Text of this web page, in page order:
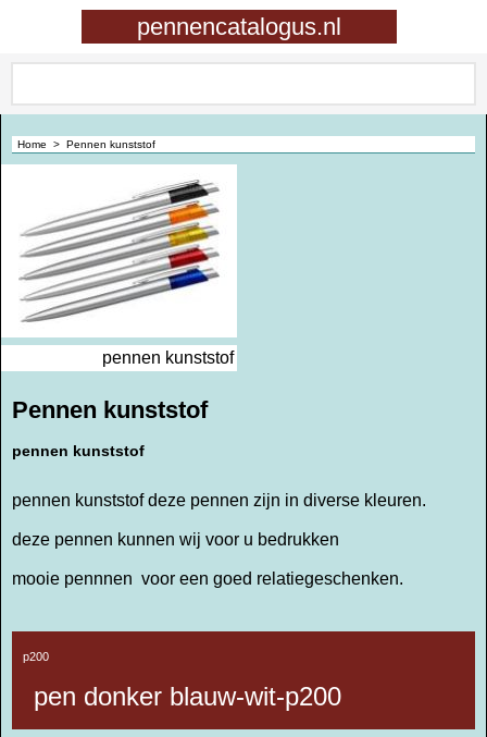
pennencatalogus.nl
Home > Pennen kunststof
pennen kunststof
Pennen kunststof
pennen kunststof
pennen kunststof deze pennen zijn in diverse kleuren.
deze pennen kunnen wij voor u bedrukken
mooie pennnen voor een goed relatiegeschenken.
p200
pen donker blauw-wit-p200